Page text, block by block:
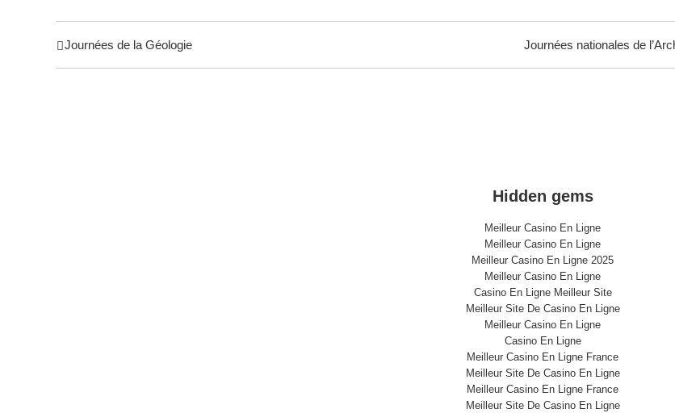
Navigation
Journées de la Géologie Journées nationales de
Hidden gems
Meilleur Casino En Ligne
Meilleur Casino En Ligne
Meilleur Casino En Ligne 2025
Meilleur Casino En Ligne
Casino En Ligne Meilleur Site
Meilleur Site De Casino En Ligne
Meilleur Casino En Ligne
Casino En Ligne
Meilleur Casino En Ligne France
Meilleur Site De Casino En Ligne
Meilleur Casino En Ligne France
Meilleur Site De Casino En Ligne